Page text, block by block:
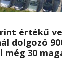
értékű
dolgozó
még 30